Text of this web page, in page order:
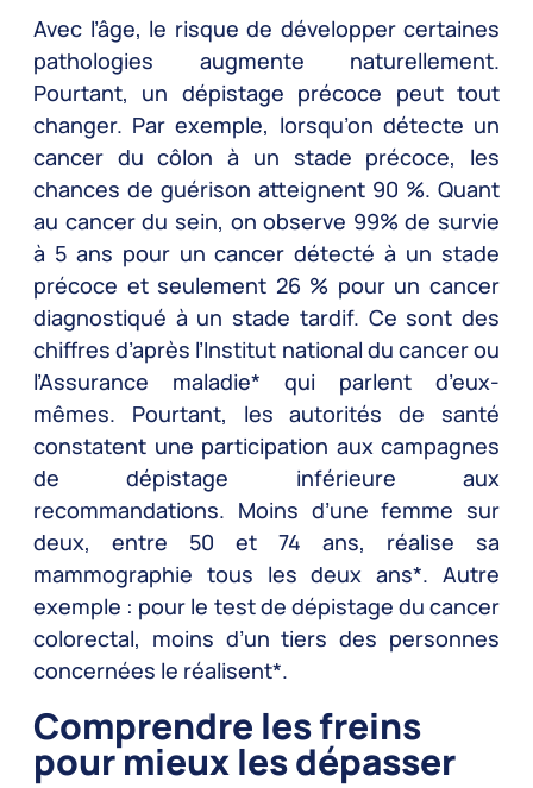
Avec l’âge, le risque de développer certaines
pathologies augmente naturellement.
Pourtant, un dépistage précoce peut tout
changer. Par exemple, lorsqu’on détecte un
cancer du côlon à un stade précoce, les
chances de guérison atteignent 90 %. Quant
au cancer du sein, on observe 99% de survie
à 5 ans pour un cancer détecté à un stade
précoce et seulement 26 % pour un cancer
diagnostiqué à un stade tardif. Ce sont des
chiffres d’après l’Institut national du cancer ou
l’Assurance maladie* qui parlent d’eux-
mêmes. Pourtant, les autorités de santé
constatent une participation aux campagnes
de dépistage inférieure aux
recommandations. Moins d’une femme sur
deux, entre 50 et 74 ans, réalise sa
mammographie tous les deux ans*. Autre
exemple : pour le test de dépistage du cancer
colorectal, moins d’un tiers des personnes
concernées le réalisent*.
Comprendre les freins
pour mieux les dépasser